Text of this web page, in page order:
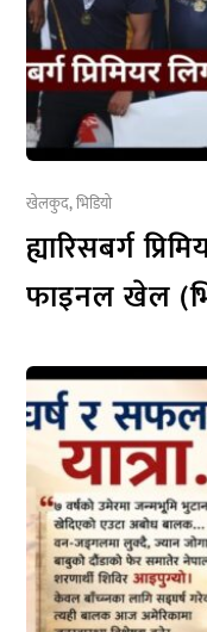
खेलकुद,भिडियो
ह्यारिसबर्ग
फाइनल खेल